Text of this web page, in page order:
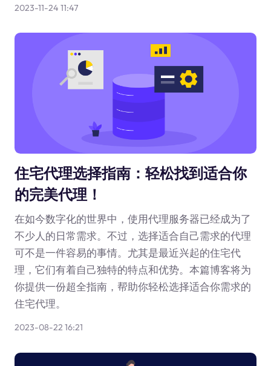
2023-11-24 11:47
住宅代理选择指南：轻松找到适合你
的完美代理！
在如今数字化的世界中，使用代理服务器已经成为了
不少人的日常需求。不过，选择适合自己需求的代理
可不是一件容易的事情。尤其是最近兴起的住宅代
理，它们有着自己独特的特点和优势。本篇博客将为
你提供一份超全指南，帮助你轻松选择适合你需求的
住宅代理。
2023-08-22 16:21